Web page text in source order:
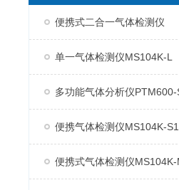
便携式二合一气体检测仪
单一气体检测仪MS104K-L
多功能气体分析仪PTM600-
便携气体检测仪MS104K-S1
便携式气体检测仪MS104K-